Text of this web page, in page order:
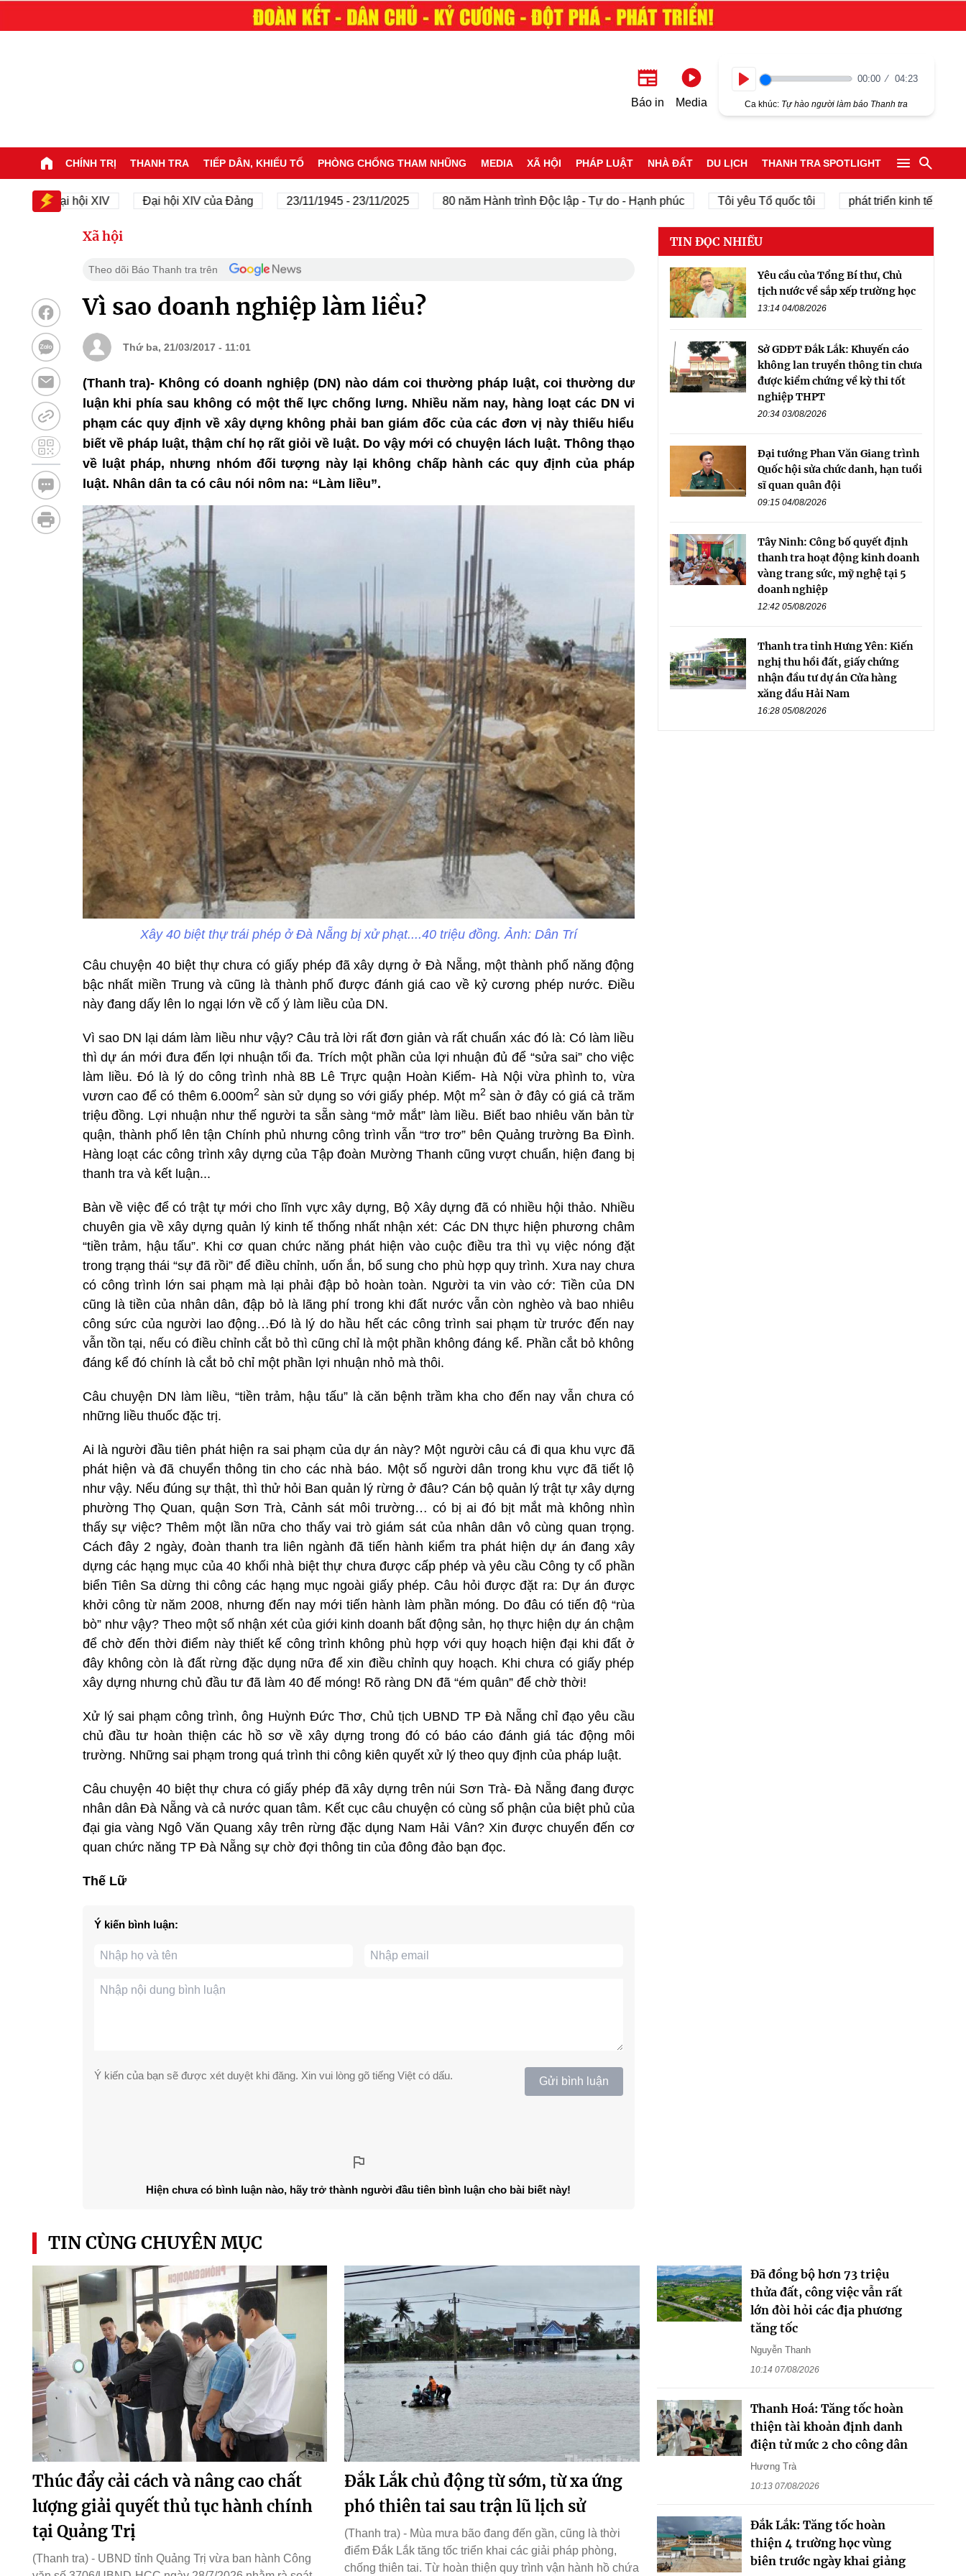
Báo in Media
00:00 04:23
Ca khúc: Tự hào người làm báo Thanh tra
CHÍNH TRỊ THANH TRA TIẾP DÂN, KHIẾU TỐ PHÒNG CHỐNG THAM NHŨNG MEDIA XÃ HỘI PHÁP LUẬT NHÀ ĐẤT DU LỊCH THANH TRA SPOTLIGHT
Đại hội XIV Đại hội XIV của Đảng 23/11/1945 - 23/11/2025 80 năm Hành trình Độc lập - Tự do - Hạnh phúc Tôi yêu Tổ quốc tôi phát triển kinh tế tư nhân
Xã hội
Theo dõi Báo Thanh tra trên
Vì sao doanh nghiệp làm liều?
Thứ ba, 21/03/2017 - 11:01
(Thanh tra)- Không có doanh nghiệp (DN) nào dám coi thường pháp luật, coi thường dư
luận khi phía sau không có một thế lực chống lưng. Nhiều năm nay, hàng loạt các DN vi
phạm các quy định về xây dựng không phải ban giám đốc của các đơn vị này thiếu hiểu
biết về pháp luật, thậm chí họ rất giỏi về luật. Do vậy mới có chuyện lách luật. Thông thạo
về luật pháp, nhưng nhóm đối tượng này lại không chấp hành các quy định của pháp
luật. Nhân dân ta có câu nói nôm na: “Làm liều”.
Xây 40 biệt thự trái phép ở Đà Nẵng bị xử phạt....40 triệu đồng. Ảnh: Dân Trí
Câu chuyện 40 biệt thự chưa có giấy phép đã xây dựng ở Đà Nẵng, một thành phố năng động
bậc nhất miền Trung và cũng là thành phố được đánh giá cao về kỷ cương phép nước. Điều
này đang dấy lên lo ngại lớn về cố ý làm liều của DN.
Vì sao DN lại dám làm liều như vậy? Câu trả lời rất đơn giản và rất chuẩn xác đó là: Có làm liều
thì dự án mới đưa đến lợi nhuận tối đa. Trích một phần của lợi nhuận đủ để “sửa sai” cho việc
làm liều. Đó là lý do công trình nhà 8B Lê Trực quận Hoàn Kiếm- Hà Nội vừa phình to, vừa
vươn cao để có thêm 6.000m2 sàn sử dụng so với giấy phép. Một m2 sàn ở đây có giá cả trăm
triệu đồng. Lợi nhuận như thế người ta sẵn sàng “mở mắt” làm liều. Biết bao nhiêu văn bản từ
quận, thành phố lên tận Chính phủ nhưng công trình vẫn “trơ trơ” bên Quảng trường Ba Đình.
Hàng loạt các công trình xây dựng của Tập đoàn Mường Thanh cũng vượt chuẩn, hiện đang bị
thanh tra và kết luận...
Bàn về việc để có trật tự mới cho lĩnh vực xây dựng, Bộ Xây dựng đã có nhiều hội thảo. Nhiều
chuyên gia về xây dựng quản lý kinh tế thống nhất nhận xét: Các DN thực hiện phương châm
“tiền trảm, hậu tấu”. Khi cơ quan chức năng phát hiện vào cuộc điều tra thì vụ việc nóng đặt
trong trạng thái “sự đã rồi” để điều chỉnh, uốn ắn, bổ sung cho phù hợp quy trình. Xưa nay chưa
có công trình lớn sai phạm mà lại phải đập bỏ hoàn toàn. Người ta vin vào cớ: Tiền của DN
cũng là tiền của nhân dân, đập bỏ là lãng phí trong khi đất nước vẫn còn nghèo và bao nhiêu
công sức của người lao động…Đó là lý do hầu hết các công trình sai phạm từ trước đến nay
vẫn tồn tại, nếu có điều chỉnh cắt bỏ thì cũng chỉ là một phần không đáng kể. Phần cắt bỏ không
đáng kể đó chính là cắt bỏ chỉ một phần lợi nhuận nhỏ mà thôi.
Câu chuyện DN làm liều, “tiền trảm, hậu tấu” là căn bệnh trầm kha cho đến nay vẫn chưa có
những liều thuốc đặc trị.
Ai là người đầu tiên phát hiện ra sai phạm của dự án này? Một người câu cá đi qua khu vực đã
phát hiện và đã chuyển thông tin cho các nhà báo. Một số người dân trong khu vực đã tiết lộ
như vậy. Nếu đúng sự thật, thì thử hỏi Ban quản lý rừng ở đâu? Cán bộ quản lý trật tự xây dựng
phường Thọ Quan, quận Sơn Trà, Cảnh sát môi trường… có bị ai đó bịt mắt mà không nhìn
thấy sự việc? Thêm một lần nữa cho thấy vai trò giám sát của nhân dân vô cùng quan trọng.
Cách đây 2 ngày, đoàn thanh tra liên ngành đã tiến hành kiểm tra phát hiện dự án đang xây
dựng các hạng mục của 40 khối nhà biệt thự chưa được cấp phép và yêu cầu Công ty cổ phần
biển Tiên Sa dừng thi công các hạng mục ngoài giấy phép. Câu hỏi được đặt ra: Dự án được
khởi công từ năm 2008, nhưng đến nay mới tiến hành làm phần móng. Do đâu có tiến độ “rùa
bò” như vậy? Theo một số nhận xét của giới kinh doanh bất động sản, họ thực hiện dự án chậm
để chờ đến thời điểm này thiết kế công trình không phù hợp với quy hoạch hiện đại khi đất ở
đây không còn là đất rừng đặc dụng nữa để xin điều chỉnh quy hoạch. Khi chưa có giấy phép
xây dựng nhưng chủ đầu tư đã làm 40 đế móng! Rõ ràng DN đã “ém quân” để chờ thời!
Xử lý sai phạm công trình, ông Huỳnh Đức Thơ, Chủ tịch UBND TP Đà Nẵng chỉ đạo yêu cầu
chủ đầu tư hoàn thiện các hồ sơ về xây dựng trong đó có báo cáo đánh giá tác động môi
trường. Những sai phạm trong quá trình thi công kiên quyết xử lý theo quy định của pháp luật.
Câu chuyện 40 biệt thự chưa có giấy phép đã xây dựng trên núi Sơn Trà- Đà Nẵng đang được
nhân dân Đà Nẵng và cả nước quan tâm. Kết cục câu chuyện có cùng số phận của biệt phủ của
đại gia vàng Ngô Văn Quang xây trên rừng đặc dụng Nam Hải Vân? Xin được chuyển đến cơ
quan chức năng TP Đà Nẵng sự chờ đợi thông tin của đông đảo bạn đọc.
Thế Lữ
Ý kiến bình luận:
Ý kiến của bạn sẽ được xét duyệt khi đăng. Xin vui lòng gõ tiếng Việt có dấu. Gửi bình luận
Hiện chưa có bình luận nào, hãy trở thành người đầu tiên bình luận cho bài biết này!
TIN ĐỌC NHIỀU
Yêu cầu của Tổng Bí thư, Chủ
tịch nước về sắp xếp trường học
13:14 04/08/2026
Sở GDĐT Đắk Lắk: Khuyến cáo
không lan truyền thông tin chưa
được kiểm chứng về kỳ thi tốt
nghiệp THPT
20:34 03/08/2026
Đại tướng Phan Văn Giang trình
Quốc hội sửa chức danh, hạn tuổi
sĩ quan quân đội
09:15 04/08/2026
Tây Ninh: Công bố quyết định
thanh tra hoạt động kinh doanh
vàng trang sức, mỹ nghệ tại 5
doanh nghiệp
12:42 05/08/2026
Thanh tra tỉnh Hưng Yên: Kiến
nghị thu hồi đất, giấy chứng
nhận đầu tư dự án Cửa hàng
xăng dầu Hải Nam
16:28 05/08/2026
TIN CÙNG CHUYÊN MỤC
Thúc đẩy cải cách và nâng cao chất
lượng giải quyết thủ tục hành chính
tại Quảng Trị
(Thanh tra) - UBND tỉnh Quảng Trị vừa ban hành Công
Đắk Lắk chủ động từ sớm, từ xa ứng
phó thiên tai sau trận lũ lịch sử
(Thanh tra) - Mùa mưa bão đang đến gần, cũng là thời
điểm Đắk Lắk tăng tốc triển khai các giải pháp phòng,
chống thiên tai. Từ hoàn thiện quy trình vận hành hồ chứa
Đã đồng bộ hơn 73 triệu
thửa đất, công việc vẫn rất
lớn đòi hỏi các địa phương
tăng tốc
Nguyễn Thanh
10:14 07/08/2026
Thanh Hoá: Tăng tốc hoàn
thiện tài khoản định danh
điện tử mức 2 cho công dân
Hương Trà
10:13 07/08/2026
Đắk Lắk: Tăng tốc hoàn
thiện 4 trường học vùng
biên trước ngày khai giảng